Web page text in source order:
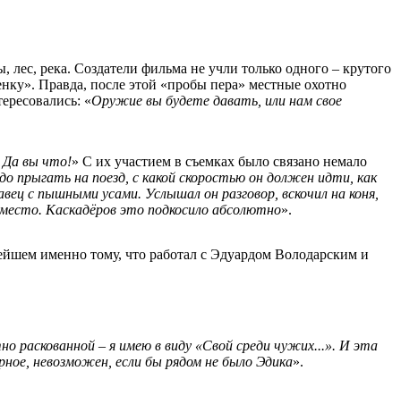
река. Создатели фильма не учли только одного – крутого
Правда, после этой «пробы пера» местные охотно
«Оружие вы будете давать, или нам свое
Да вы что!» С их участием в съемках было связано немало
прыгать на поезд, с какой скоростью он должен идти, как
с пышными усами. Услышал он разговор, вскочил на коня,
Каскадёров это подкосило абсолютно».
именно тому, что работал с Эдуардом Володарским и
раскованной – я имею в виду «Свой среди чужих...». И эта
невозможен, если бы рядом не было Эдика».